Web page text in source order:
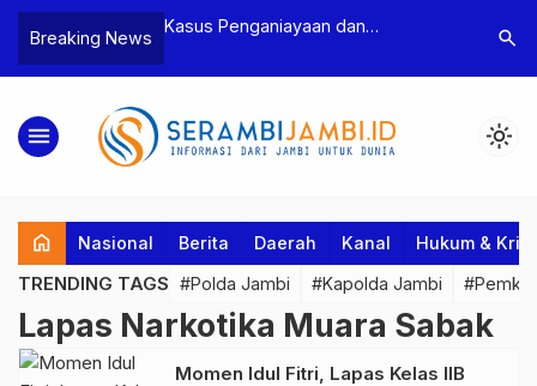
Breaking News
Bea Cukai
Pelaku beserta
dan 146 Gram
Kasus Penganiayaan dan
Tebo Tetapkan Dua Tersangka
Polres
Dua
search
menu light_mode
home Nasional Berita Daerah Kanal Hukum &
TRENDING TAGS #Polda Jambi #Kapolda Jambi
Lapas Narkotika Muara Sabak
Momen Idul Fitri, Lapas Kelas IIB